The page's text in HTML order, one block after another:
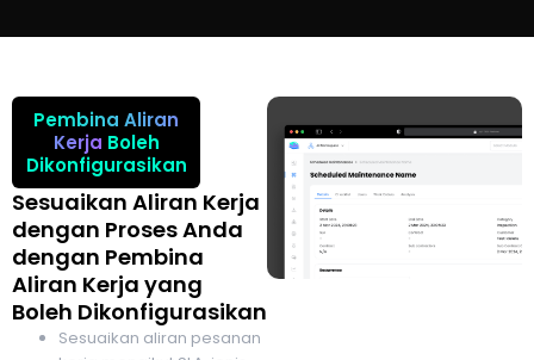
Pembina Aliran
Kerja Boleh
Dikonfigurasikan
Sesuaikan Aliran Kerja
dengan Proses Anda
dengan Pembina
Aliran Kerja yang
Boleh Dikonfigurasikan
Sesuaikan aliran pesanan